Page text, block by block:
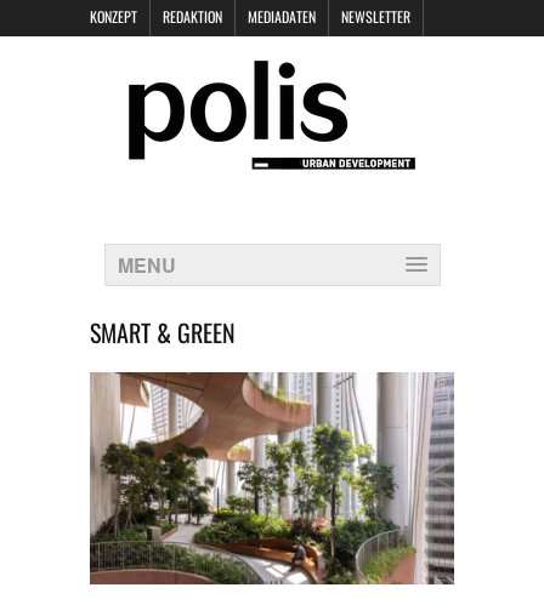
KONZEPT REDAKTION MEDIADATEN NEWSLETTER
DATENSCHUTZ
MENU
SMART & GREEN